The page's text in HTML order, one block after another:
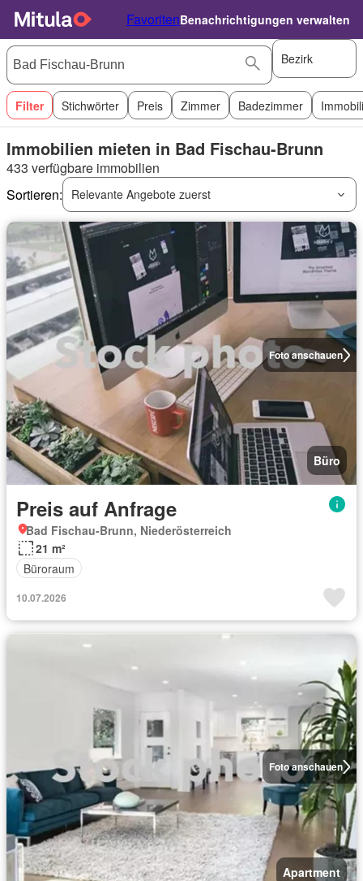
FavoritenBenachrichtigungen verwalten
Bezirk
Filter Stichwörter Preis Zimmer Badezimmer
Immobilien mieten in Bad Fischau-Brunn
433 verfügbare immobilien
Sortieren:
Relevante Angebote zuerst
Foto anschauen
Büro
Preis auf Anfrage
Bad Fischau-Brunn, Niederösterreich
21 m²
Büroraum
10.07.2026
Foto anschauen
Apartment